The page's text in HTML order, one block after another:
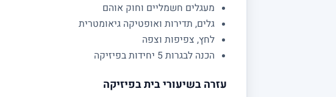
מעגלים חשמליים וחוק אוהם
גלים, תדירות ואופטיקה גיאומטרית
לחץ, צפיפות וצפה
הכנה לבגרות 5 יחידות בפיזיקה
עזרה בשיעורי בית בפיזיקה